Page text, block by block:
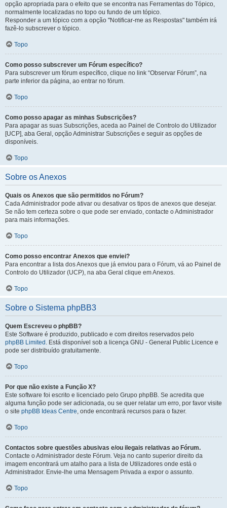
opção apropriada para o efeito que se encontra nas Ferramentas do Tópico,
normalmente localizadas no topo ou fundo de um tópico.
Responder a um tópico com a opção "Notificar-me as Respostas" também irá
fazê-lo subscrever o tópico.
Topo
Como posso subscrever um Fórum específico?
Para subscrever um fórum específico, clique no link “Observar Fórum”, na
parte inferior da página, ao entrar no fórum.
Topo
Como posso apagar as minhas Subscrições?
Para apagar as suas Subscrições, aceda ao Painel de Controlo do Utilizador
[UCP], aba Geral, opção Administrar Subscrições e seguir as opções de
disponíveis.
Topo
Sobre os Anexos
Quais os Anexos que são permitidos no Fórum?
Cada Administrador pode ativar ou desativar os tipos de anexos que desejar.
Se não tem certeza sobre o que pode ser enviado, contacte o Administrador
para mais informações.
Topo
Como posso encontrar Anexos que enviei?
Para encontrar a lista dos Anexos que já enviou para o Fórum, vá ao Painel de
Controlo do Utilizador (UCP), na aba Geral clique em Anexos.
Topo
Sobre o Sistema phpBB3
Quem Escreveu o phpBB?
Este Software é produzido, publicado e com direitos reservados pelo
phpBB Limited . Está disponível sob a licença GNU - General Public Licence e
pode ser distribuído gratuitamente.
Topo
Por que não existe a Função X?
Este software foi escrito e licenciado pelo Grupo phpBB. Se acredita que
alguma função pode ser adicionada, ou se quer relatar um erro, por favor visite
o site phpBB Ideas Centre, onde encontrará recursos para o fazer.
Topo
Contactos sobre questões abusivas e/ou ilegais relativas ao Fórum.
Contacte o Administrador deste Fórum. Veja no canto superior direito da
imagem encontrará um atalho para a lista de Utilizadores onde está o
Administrador. Envie-lhe uma Mensagem Privada a expor o assunto.
Topo